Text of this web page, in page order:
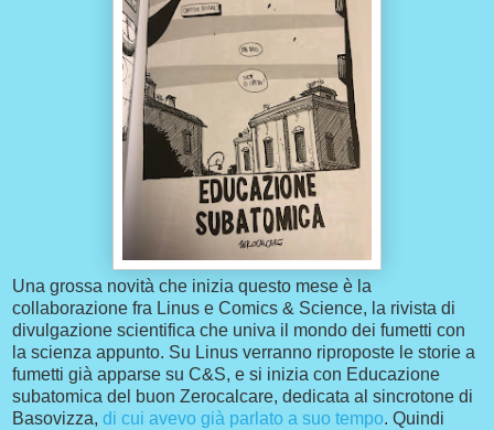
Una grossa novità che inizia questo mese è la
collaborazione fra Linus e Comics & Science, la rivista di
divulgazione scientifica che univa il mondo dei fumetti con
la scienza appunto. Su Linus verranno riproposte le storie a
fumetti già apparse su C&S, e si inizia con Educazione
subatomica del buon Zerocalcare, dedicata al sincrotone di
Basovizza, di cui avevo già parlato a suo tempo. Quindi